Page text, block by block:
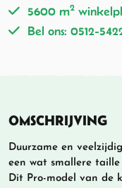
5600 m2
Bel ons: 0512-
OMSCHRIJVING
Duurzame en
een wat smallere
Dit Pro-model van de